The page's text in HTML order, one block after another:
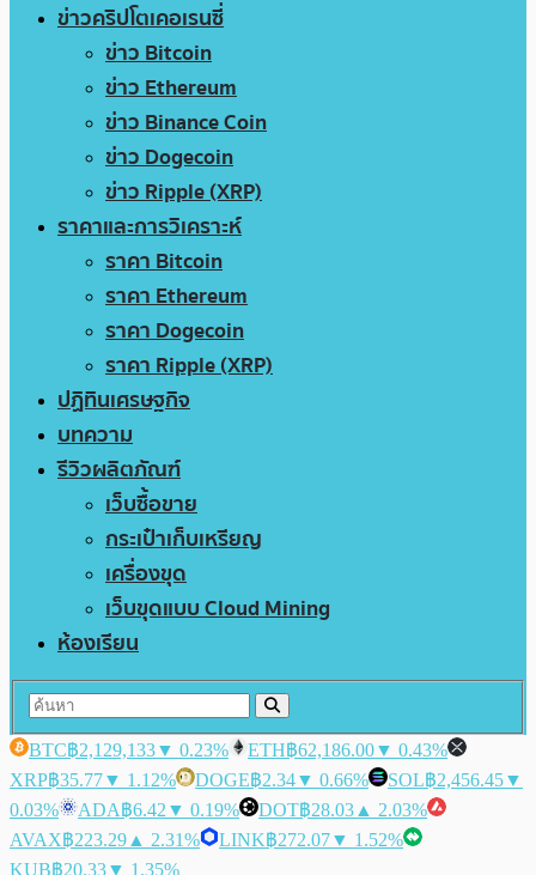
ข่าวคริปโตเคอเรนซี่
ข่าว Bitcoin
ข่าว Ethereum
ข่าว Binance Coin
ข่าว Dogecoin
ข่าว Ripple (XRP)
ราคาและการวิเคราะห์
ราคา Bitcoin
ราคา Ethereum
ราคา Dogecoin
ราคา Ripple (XRP)
ปฏิทินเศรษฐกิจ
บทความ
รีวิวผลิตภัณฑ์
เว็บซื้อขาย
กระเป๋าเก็บเหรียญ
เครื่องขุด
เว็บขุดแบบ Cloud Mining
ห้องเรียน
BTC฿2,129,133▼ 0.23% ETH฿62,186.00▼ 0.43%
XRP฿35.77▼ 1.12% DOGE฿2.34▼ 0.66% SOL฿2,456.45▼
0.03%
ADA฿6.42 ▼ 0.19% DOT฿28.03 ▲ 2.03%
AVAX฿223.29 ▲ 2.31% LINK฿272.07▼ 1.52%
KUB฿20.33▼ 1.35%